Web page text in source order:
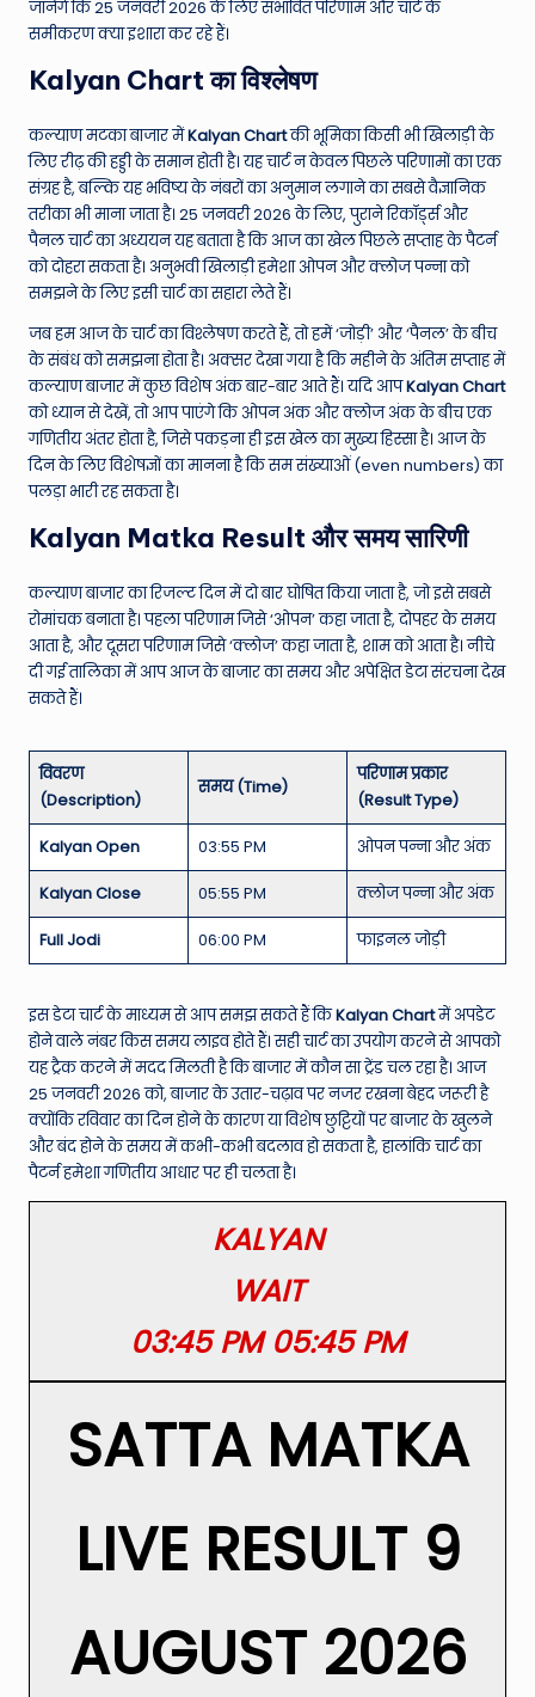
d
T
h
e
W
o
rl
d
जानेंगे कि 25 जनवरी 2026 के लिए संभावित परिणाम और चार्ट के
समीकरण क्या इशारा कर रहे हैं।
Kalyan Chart का विश्लेषण
कल्याण मटका बाजार मेंKalyan Chartकी भूमिका किसी भी खिलाड़ी के
लिए रीढ़ की हड्डी के समान होती है। यह चार्ट न केवल पिछले परिणामों का एक
संग्रह है, बल्कि यह भविष्य के नंबरों का अनुमान लगाने का सबसे वैज्ञानिक
तरीका भी माना जाता है। 25 जनवरी 2026 के लिए, पुराने रिकॉर्ड्स और
पैनल चार्ट का अध्ययन यह बताता है कि आज का खेल पिछले सप्ताह के पैटर्न
को दोहरा सकता है। अनुभवी खिलाड़ी हमेशा ओपन और क्लोज पन्ना को
समझने के लिए इसी चार्ट का सहारा लेते हैं।
जब हम आज के चार्ट का विश्लेषण करते हैं, तो हमें ‘जोड़ी’ और ‘पैनल’ के बीच
के संबंध को समझना होता है। अक्सर देखा गया है कि महीने के अंतिम सप्ताह में
कल्याण बाजार में कुछ विशेष अंक बार-बार आते हैं। यदि आपKalyan Chart
को ध्यान से देखें, तो आप पाएंगे कि ओपन अंक और क्लोज अंक के बीच एक
गणितीय अंतर होता है, जिसे पकड़ना ही इस खेल का मुख्य हिस्सा है। आज के
दिन के लिए विशेषज्ञों का मानना है कि सम संख्याओं (even numbers) का
पलड़ा भारी रह सकता है।
Kalyan Matka Result और समय सारिणी
कल्याण बाजार का रिजल्ट दिन में दो बार घोषित किया जाता है, जो इसे सबसे
रोमांचक बनाता है। पहला परिणाम जिसे ‘ओपन’ कहा जाता है, दोपहर के समय
आता है, और दूसरा परिणाम जिसे ‘क्लोज’ कहा जाता है, शाम को आता है। नीचे
दी गई तालिका में आप आज के बाजार का समय और अपेक्षित डेटा संरचना देख
सकते हैं।
विवरण
(Description)
समय (Time)
परिणाम प्रकार
(Result Type)
Kalyan Open 03:55 PM ओपन पन्ना और अंक
Kalyan Close 05:55 PM क्लोज पन्ना और अंक
Full Jodi 06:00 PM फाइनल जोड़ी
इस डेटा चार्ट के माध्यम से आप समझ सकते हैं किKalyan Chartमें अपडेट
होने वाले नंबर किस समय लाइव होते हैं। सही चार्ट का उपयोग करने से आपको
यह ट्रैक करने में मदद मिलती है कि बाजार में कौन सा ट्रेंड चल रहा है। आज
25 जनवरी 2026 को, बाजार के उतार-चढ़ाव पर नजर रखना बेहद जरूरी है
क्योंकि रविवार का दिन होने के कारण या विशेष छुट्टियों पर बाजार के खुलने
और बंद होने के समय में कभी-कभी बदलाव हो सकता है, हालांकि चार्ट का
पैटर्न हमेशा गणितीय आधार पर ही चलता है।
KALYAN
WAIT
03:45 PM 05:45 PM
SATTA MATKA
LIVE RESULT 9
AUGUST 2026